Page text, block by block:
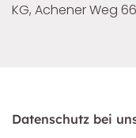
KG, Achener Weg
Datenschutz bei